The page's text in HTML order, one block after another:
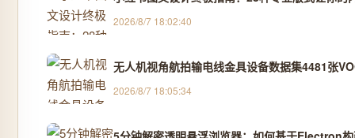
2026/8/7 18:02:40
无人机视角航拍输电线金具设备数据集4481张
2026/8/7 18:05:34